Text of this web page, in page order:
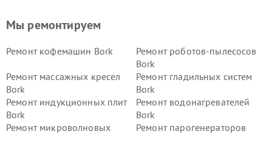
Мы ремонтируем
Ремонт кофемашин Bork
Ремонт роботов-пылесосов
Bork
Ремонт массажных кресел
Bork
Ремонт гладильных систем
Bork
Ремонт индукционных плит
Bork
Ремонт водонагревателей
Bork
Ремонт микроволновых
Ремонт парогенераторов